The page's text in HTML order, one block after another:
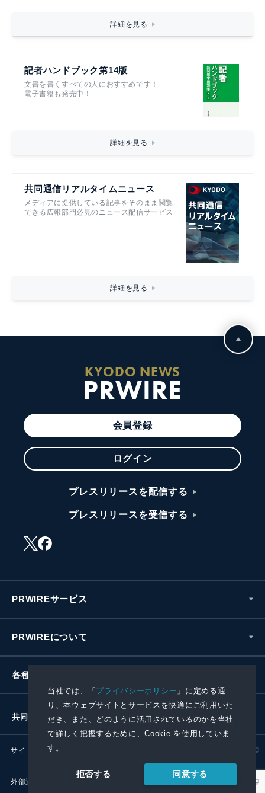
当社では、「プライバシーポリシー 」に定める通
り、本ウェブサイトとサービスを快適にご利用いた
だき、また、どのように活用されているのかを当社
で詳しく把握するために、Cookie を使用していま
す。
拒否する 同意する
詳細を見る
記者ハンドブック第14版
文書を書くすべての人におすすめです！
電子書籍も発売中！
詳細を見る
共同通信リアルタイムニュース
メディアに提供している記事をそのまま閲覧
できる広報部門必見のニュース配信サービス
詳細を見る
KYODO NEWS
PRWIRE
会員登録
ログイン
プレスリリースを配信する
プレスリリースを受信する
PRWIREサービス
PRWIREについて
各種お問い合わせ
共同通信社グループ
サイトポリシー
外部送信ポリシー プレスリリース取扱基準